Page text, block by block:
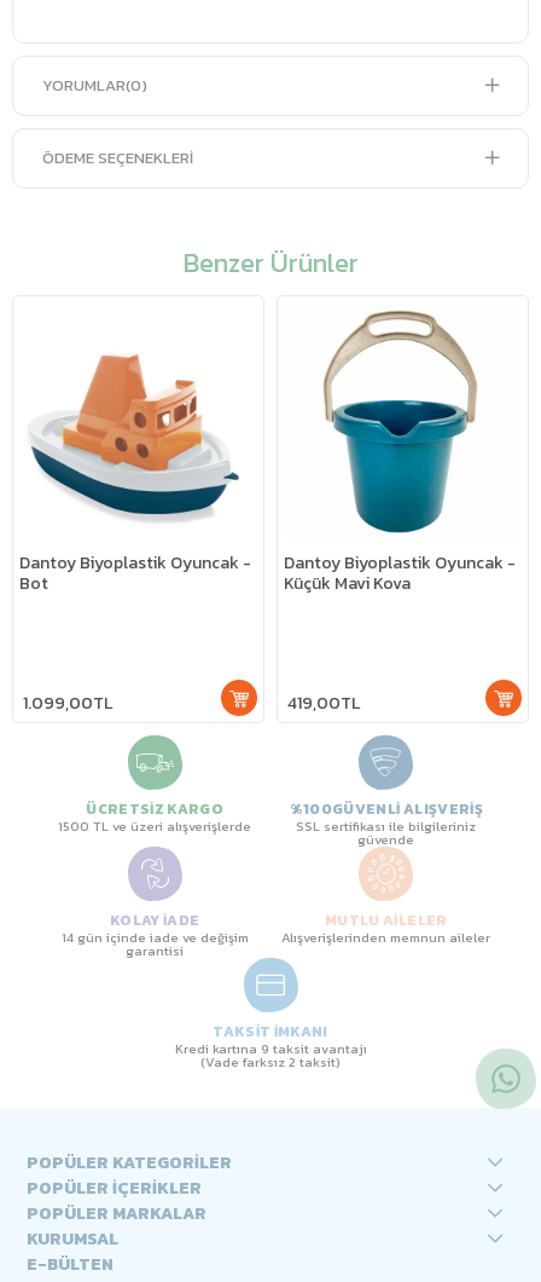
YORUMLAR(0)
ÖDEME SEÇENEKLERI
Benzer Ürünler
Dantoy Biyoplastik Oyuncak -
Bot
1.099,00TL
Dantoy Biyoplastik Oyuncak -
Küçük Mavi Kova
419,00TL
ÜCRETSİZ KARGO
1500 TL ve üzeri alışverişlerde
%100GÜVENLİ ALIŞVERİŞ
SSL sertifikası ile bilgileriniz
güvende
KOLAY İADE
14 gün içinde iade ve değişim
garantisi
MUTLU AİLELER
Alışverişlerinden memnun aileler
TAKSİT İMKANI
Kredi kartına 9 taksit avantajı
(Vade farksız 2 taksit)
POPÜLER KATEGORİLER
POPÜLER İÇERİKLER
POPÜLER MARKALAR
KURUMSAL
E-BÜLTEN